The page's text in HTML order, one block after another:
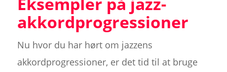
akkordprogressioner
Nu hvor du har hørt om jazzens
akkordprogressioner, er det tid til at bruge